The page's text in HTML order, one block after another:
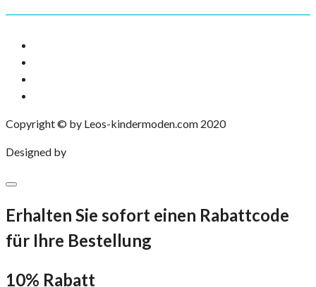
Copyright © by Leos-kindermoden.com 2020
Designed by
Erhalten Sie sofort einen Rabattcode
für Ihre Bestellung
10% Rabatt